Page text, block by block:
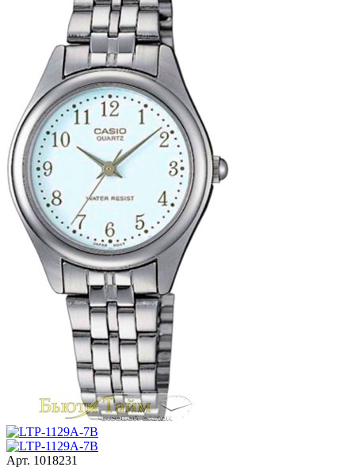
Арт. 1018231